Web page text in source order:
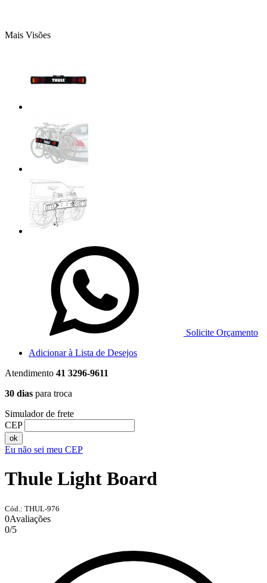
Mais Visões
Solicite Orçamento
Adicionar à Lista de Desejos
Atendimento 41 3296-9611
30 dias para troca
Simulador de frete
CEP
ok
Eu não sei meu CEP
Thule Light Board
Cód.: THUL-976
0Avaliações
0/5